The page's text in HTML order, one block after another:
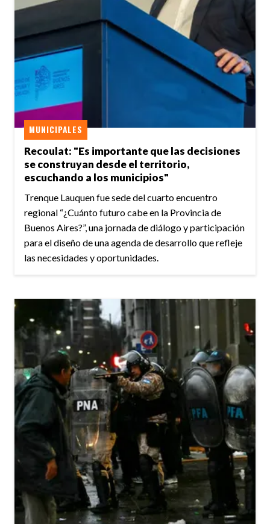
Recoulat: "Es importante que las decisiones
se construyan desde el territorio,
escuchando a los municipios"
MUNICIPALES
Trenque Lauquen fue sede del cuarto encuentro
regional “¿Cuánto futuro cabe en la Provincia de
Buenos Aires?”, una jornada de diálogo y participación
para el diseño de una agenda de desarrollo que refleje
las necesidades y oportunidades.